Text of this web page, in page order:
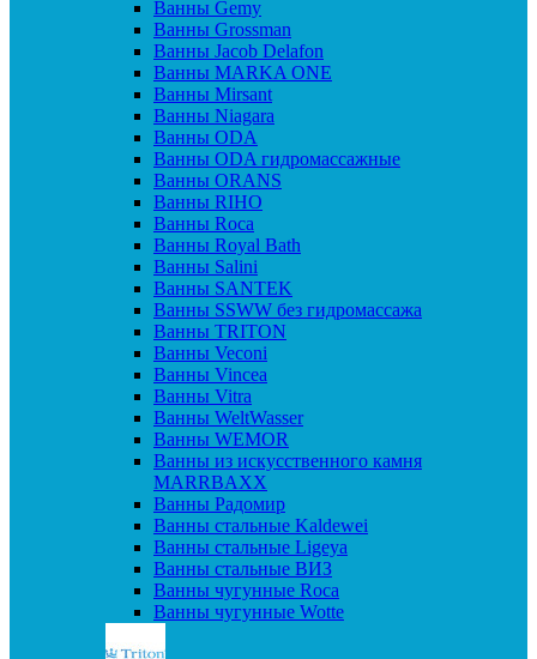
Ванны Gemy
Ванны Grossman
Ванны Jacob Delafon
Ванны MARKA ONE
Ванны Mirsant
Ванны Niagara
Ванны ODA
Ванны ODA гидромассажные
Ванны ORANS
Ванны RIHO
Ванны Roca
Ванны Royal Bath
Ванны Salini
Ванны SANTEK
Ванны SSWW без гидромассажа
Ванны TRITON
Ванны Veconi
Ванны Vincea
Ванны Vitra
Ванны WeltWasser
Ванны WEMOR
Ванны из искусственного камня
MARRBAXX
Ванны Радомир
Ванны стальные Kaldewei
Ванны стальные Ligeya
Ванны стальные ВИЗ
Ванны чугунные Roca
Ванны чугунные Wotte